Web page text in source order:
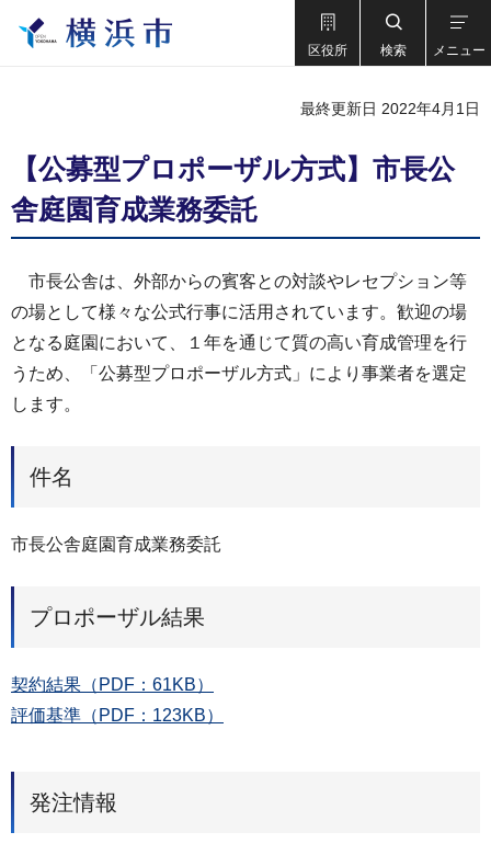
区役所 検索 メニュー
最終更新日 2022年4月1日
【公募型プロポーザル方式】市長公
舎庭園育成業務委託
市長公舎は、外部からの賓客との対談やレセプション等
の場として様々な公式行事に活用されています。歓迎の場
となる庭園において、１年を通じて質の高い育成管理を行
うため、「公募型プロポーザル方式」により事業者を選定
します。
件名
市長公舎庭園育成業務委託
プロポーザル結果
契約結果（PDF：61KB）
評価基準（PDF：123KB）
発注情報